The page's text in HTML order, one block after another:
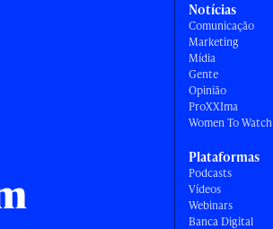
Notícias
Comunicação
Marketing
Mídia
Gente
Opinião
ProXXIma
Women To Watch
Plataformas
Podcasts
Vídeos
Webinars
Banca Digital